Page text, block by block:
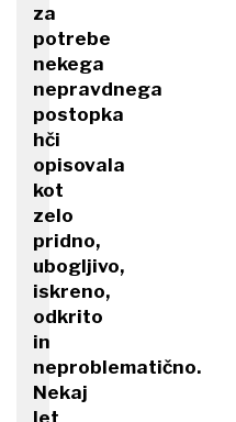
za
potrebe
nekega
nepravdnega
postopka
hči
opisovala
kot
zelo
pridno,
ubogljivo,
iskreno,
odkrito
in
neproblematično.
Nekaj
let